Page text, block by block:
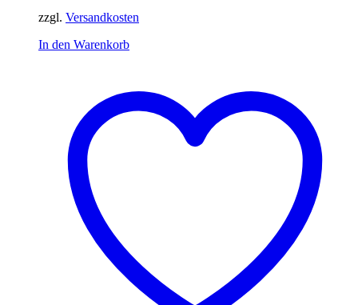
zzgl. Versandkosten
In den Warenkorb